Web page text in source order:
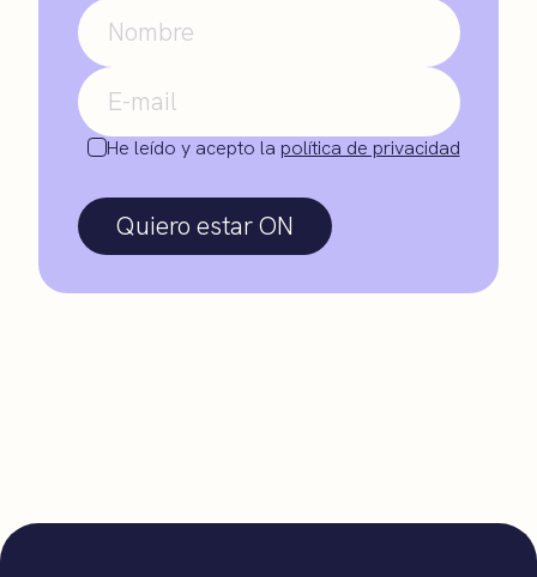
He leído y acepto la política de privacidad
Quiero estar ON